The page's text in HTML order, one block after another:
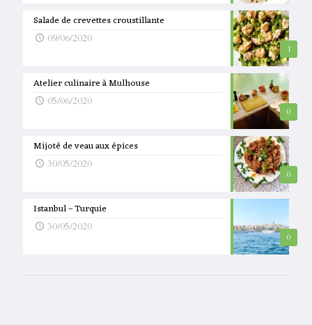
1
Salade de crevettes croustillante
09/06/2020
0
Atelier culinaire à Mulhouse
05/06/2020
0
Mijoté de veau aux épices
30/05/2020
0
Istanbul – Turquie
30/05/2020